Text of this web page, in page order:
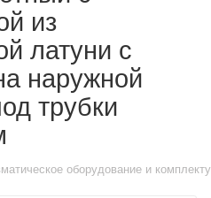
из
латуни с
наружной
трубки
оборудование и